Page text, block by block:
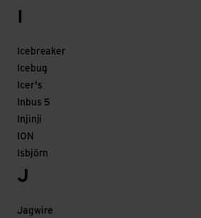
Icebreaker
Icebug
Icer's
Inbus 5
Injinji
ION
Isbjörn
J
Jagwire